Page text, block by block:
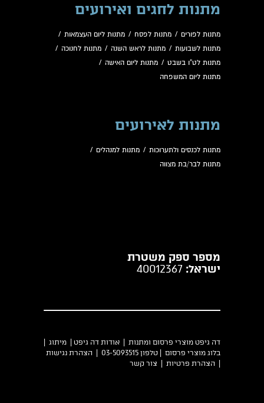
מתנות לחגים ואירועים
מתנות לפורים / מתנות לפסח / מתנות ליום העצמאות /
מתנות לשבועות / מתנות לראש השנה / מתנות לחנוכה /
מתנות לט"ו בשבט / מתנות ליום האישה /
מתנות ליום המשפחה
מתנות לאירועים
מתנות לכנסים ולתערוכות / מתנות למנהלים /
מתנות לבר/בת מצווה
מספר ספק משטרת
ישראל:
דה גיפט מוצרי פרסום ומתנות | אודות דה גיפט מיתוג
בלוג מוצרי פרסום | טלפון 03-5093515 |
הצהרת נגישות
הצהרת פרטיות צור קשר